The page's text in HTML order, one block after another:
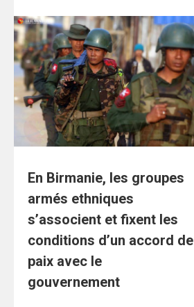
En Birmanie, les groupes
armés ethniques
s’associent et fixent les
conditions d’un accord de
paix avec le
gouvernement